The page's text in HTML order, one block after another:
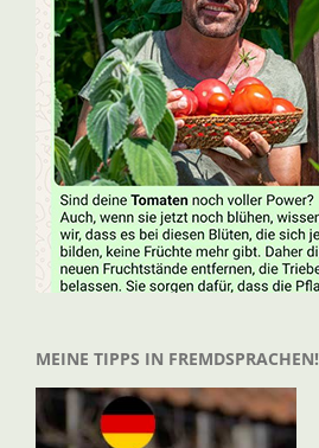
MEINE TIPPS IN FREMDSPRACHEN!